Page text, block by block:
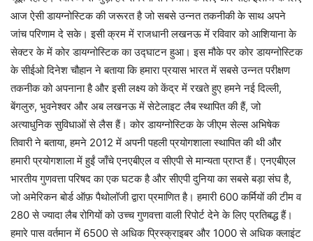
आज ऐसी डायग्नोस्टिक की जरूरत है जो सबसे उन्नत तकनीकी के साथ अपने
जांच परिणाम दे सके। इसी क्रम में राजधानी लखनऊ में रविवार को आशियाना के
सेक्टर के में कोर डायग्नोस्टिक का उद्घाटन हुआ। इस मौके पर कोर डायग्नोस्टिक
के सीईओ दिनेश चौहान ने बताया कि हमारा प्रयास भारत में सबसे उन्नत परीक्षण
तकनीक को अपनाना है और इसी लक्ष्य को केंद्र में रखते हुए हमने नई दिल्ली,
बेंगलुरु, भुवनेश्वर और अब लखनऊ में सेटेलाइट लैब स्थापित की हैं, जो
अत्याधुनिक सुविधाओं से लैस हैं। कोर डायग्नोस्टिक के जीएम सेल्स अभिषेक
तिवारी ने बताया, हमने 2012 में अपनी पहली प्रयोगशाला स्थापित की थी और
हमारी प्रयोगशाला में हुईं जाँचे एनएबीएल व सीएपी से मान्यता प्राप्त हैं। एनएबीएल
भारतीय गुणवत्ता परिषद का एक घटक है और सीएपी दुनिया का सबसे बड़ा संघ है,
जो अमेरिकन बोर्ड ऑफ़ पैथोलॉजी द्वारा प्रमाणित है। हमारी 600 कर्मियों की टीम व
280 से ज्यादा लैब रोगियों को उच्च गुणवत्ता वाली रिपोर्ट देने के लिए प्रतिबद्ध हैं।
हमारे पास वर्तमान में 6500 से अधिक प्रिस्क्राइबर और 1000 से अधिक क्लाइंट